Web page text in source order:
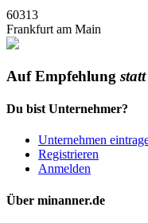
60313
Frankfurt am Main
Auf Empfehlung
Du bist Unternehmer?
Unternehmen
Registrieren
Anmelden
Über minanner.de